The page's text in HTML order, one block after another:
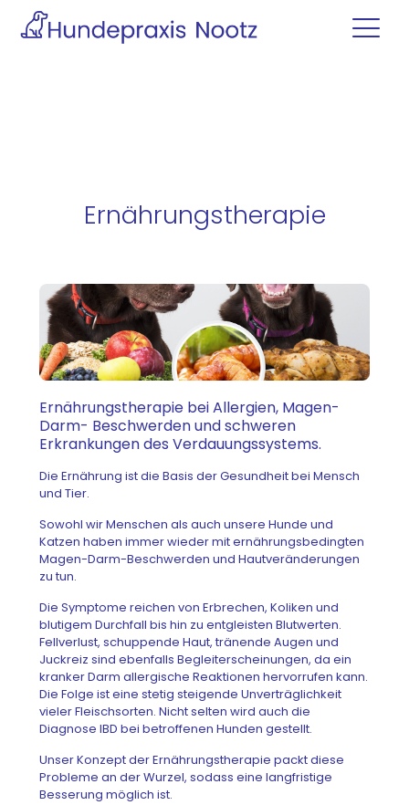
Ernährungstherapie
Ernährungstherapie bei Allergien, Magen-
Darm- Beschwerden und schweren
Erkrankungen des Verdauungssystems.
Die Ernährung ist die Basis der Gesundheit bei Mensch
und Tier.
Sowohl wir Menschen als auch unsere Hunde und
Katzen haben immer wieder mit ernährungsbedingten
Magen-Darm-Beschwerden und Hautveränderungen
zu tun.
Die Symptome reichen von Erbrechen, Koliken und
blutigem Durchfall bis hin zu entgleisten Blutwerten.
Fellverlust, schuppende Haut, tränende Augen und
Juckreiz sind ebenfalls Begleiterscheinungen, da ein
kranker Darm allergische Reaktionen hervorrufen kann.
Die Folge ist eine stetig steigende Unverträglichkeit
vieler Fleischsorten. Nicht selten wird auch die
Diagnose IBD bei betroffenen Hunden gestellt.
Unser Konzept der Ernährungstherapie packt diese
Probleme an der Wurzel, sodass eine langfristige
Besserung möglich ist.